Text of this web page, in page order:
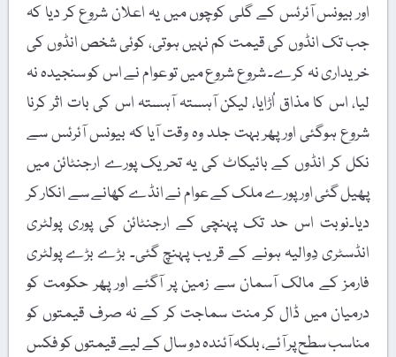
اور بیونس آئرئس کے گلی کوچوں میں یہ اعلان شروع کر دیا کہ
جب تک انڈوں کی قیمت کم نہیں ہوتی، کوئی شخص انڈوں کی
خریداری نہ کرے۔ شروع شروع میں تو عوام نے اس کو سنجیدہ نہ
لیا، اس کا مذاق اُڑایا، لیکن آہستہ آہستہ اس کی بات اثر کرنا
شروع ہوگئی اور پھر بہت جلد وہ وقت آیا کہ بیونس آئرئس سے
نکل کر انڈوں کے بائیکاٹ کی یہ تحریک پورے ارجنٹائن میں
پھیل گئی اور پورے ملک کے عوام نے انڈے کھانے سے انکار کر
دیا۔نوبت اس حد تک پہنچی کے ارجنٹائن کی پوری پولٹری
انڈسٹری دِوالیہ ہونے کے قریب پہنچ گئی۔ بڑے بڑے پولٹری
فارمز کے مالک آسمان سے زمین پر آگئے اور پھر حکومت کو
درمیان میں ڈال کر منت سماجت کر کے نہ صرف قیمتوں کو
مناسب سطح پر آئے، بلکہ آئندہ دو سال کے لیے قیمتوں کو فکس